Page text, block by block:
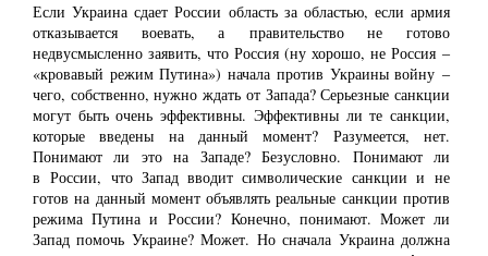
Если Украина сдает России область за областью, если армия
отказывается воевать, а правительство не готово
недвусмысленно заявить, что Россия (ну хорошо, не Россия ‒
«кровавый режим Путина») начала против Украины войну ‒
чего, собственно, нужно ждать от Запада? Серьезные санкции
могут быть очень эффективны. Эффективны ли те санкции,
которые введены на данный момент? Разумеется, нет.
Понимают ли это на Западе? Безусловно. Понимают ли
в России, что Запад вводит символические санкции и не
готов на данный момент объявлять реальные санкции против
режима Путина и России? Конечно, понимают. Может ли
Запад помочь Украине? Может. Но сначала Украина должна